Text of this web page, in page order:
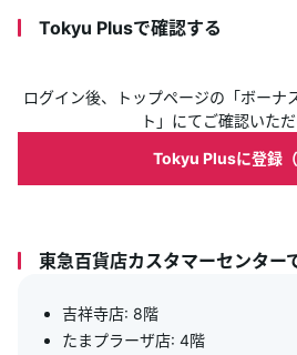
Tokyu Plusで確認する
ログイン後、トップページの「ボーナ
ト」にてご確認いただ
Tokyu Plusに登録（
東急百貨店カスタマーセンター
吉祥寺店: 8階
たまプラーザ店: 4階